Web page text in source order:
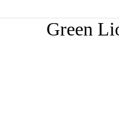
Green